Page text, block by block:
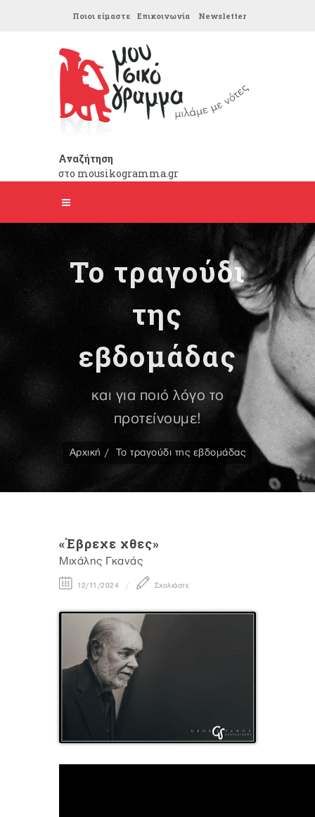
Ποιοι είμαστε Επικοινωνία Newsletter
Αναζήτηση
στο mousikogramma.gr
Το τραγούδι
της
εβδομάδας
και για ποιό λόγο το
προτείνουμε!
Αρχική Το τραγούδι της εβδομάδας
«Έβρεχε χθες»
Mιχάλης Γκανάς
12/11/2024 Σχολιάστε